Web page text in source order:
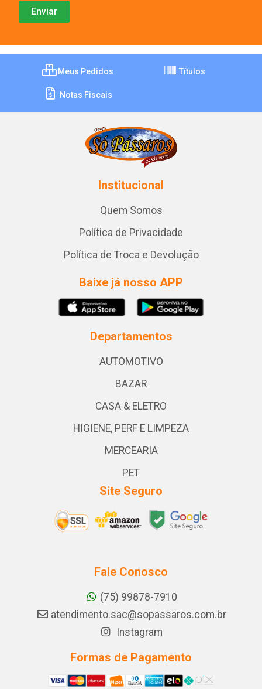
Meus Pedidos Títulos
Notas Fiscais
Institucional
Quem Somos
Política de Privacidade
Política de Troca e Devolução
Baixe já nosso APP
Departamentos
AUTOMOTIVO
BAZAR
CASA & ELETRO
HIGIENE, PERF E LIMPEZA
MERCEARIA
PET
Site Seguro
Fale Conosco
(75) 99878-7910
atendimento.sac@sopassaros.com.br
Instagram
Formas de Pagamento